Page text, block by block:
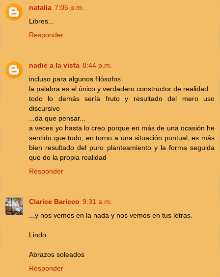
natalia 7:05 p.m.
Libres...
Responder
nadie a la vista 8:44 p.m.
incluso para algunos filósofos
la palabra es el único y verdadero constructor de realidad
todo lo demás sería fruto y resultado del mero uso
discursivo
...da que pensar...
a veces yo hasta lo creo porque en más de una ocasión he
sentido que todo, en torno a una situación puntual, es más
bien resultado del puro planteamiento y la forma seguida
que de la propia realidad
Responder
Clarice Baricco 9:31 a.m.
...y nos vemos en la nada y nos vemos en tus letras.
Lindo.
Abrazos soleados
Responder